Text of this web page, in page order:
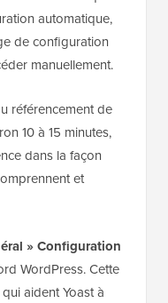
automatique,
de configuration
manuellement.
référencement de
10 à 15 minutes,
dans la façon
et
» Configuration
WordPress. Cette
aident Yoast à